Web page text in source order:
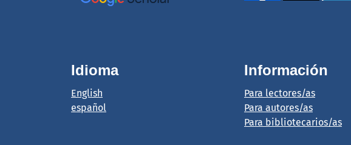
Idioma
English
español
Información
Para lectores/as
Para autores/as
Para bibliotecarios/as